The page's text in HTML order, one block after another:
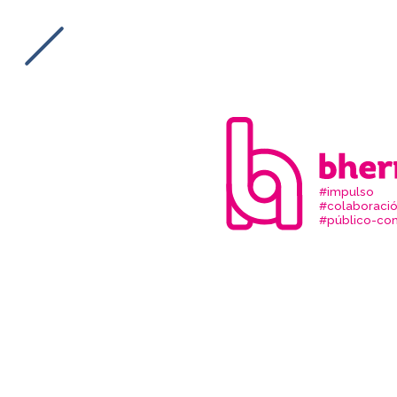
#impulso
#público-